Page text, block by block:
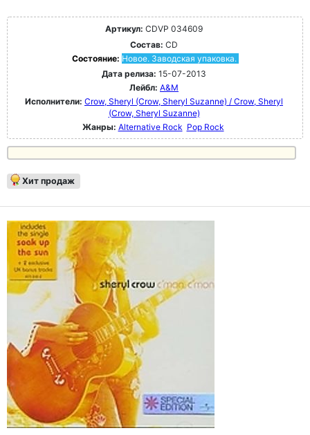
Артикул: CDVP 034609
Состав: CD
Состояние: Новое. Заводская упаковка.
Дата релиза: 15-07-2013
Лейбл: A&M
Исполнители: Crow, Sheryl (Crow, Sheryl Suzanne) / Crow, Sheryl
(Crow, Sheryl Suzanne)
Жанры: Alternative Rock Pop Rock
Хит продаж